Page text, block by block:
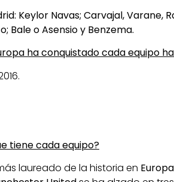
Keylor Navas; Carvajal, Varane,
Bale o Asensio y Benzema.
ha conquistado cada equipo
tiene cada equipo?
laureado de la historia en Europa